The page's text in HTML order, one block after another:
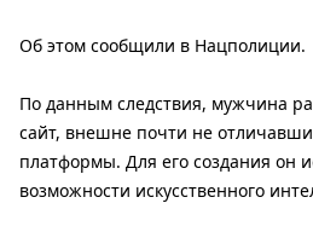
Об этом сообщили в Нацполиции.
По данным следствия, мужчина
сайт, внешне почти не
платформы. Для его создания он
возможности искусственного